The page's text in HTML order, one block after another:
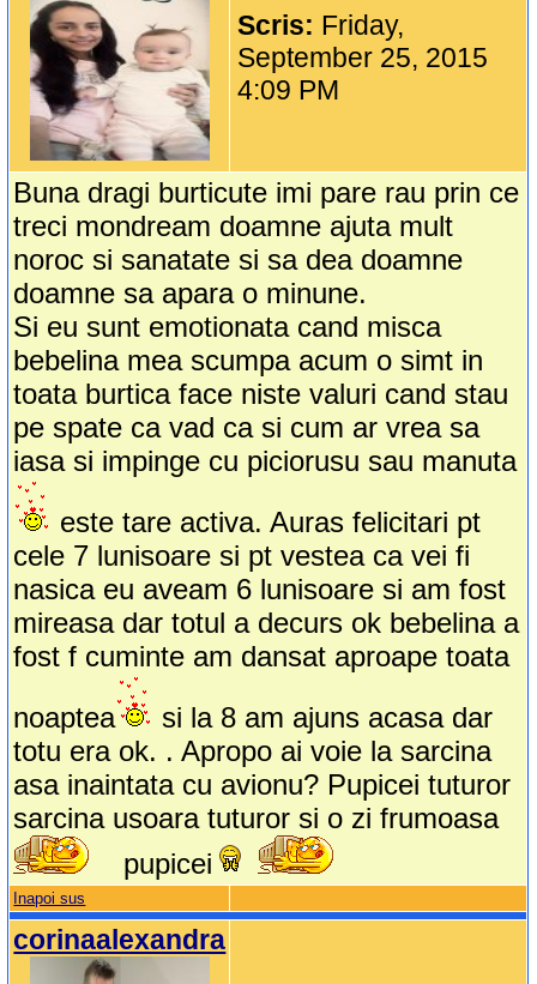
Scris: Friday,
September 25, 2015
4:09 PM
Buna dragi burticute imi pare rau prin ce
treci mondream doamne ajuta mult
noroc si sanatate si sa dea doamne
doamne sa apara o minune.
Si eu sunt emotionata cand misca
bebelina mea scumpa acum o simt in
toata burtica face niste valuri cand stau
pe spate ca vad ca si cum ar vrea sa
iasa si impinge cu piciorusu sau manuta
este tare activa. Auras felicitari pt
cele 7 lunisoare si pt vestea ca vei fi
nasica eu aveam 6 lunisoare si am fost
mireasa dar totul a decurs ok bebelina a
fost f cuminte am dansat aproape toata
noaptea
si la 8 am ajuns acasa dar
totu era ok. . Apropo ai voie la sarcina
asa inaintata cu avionu? Pupicei tuturor
sarcina usoara tuturor si o zi frumoasa
pupicei
Inapoi sus
corinaalexandra